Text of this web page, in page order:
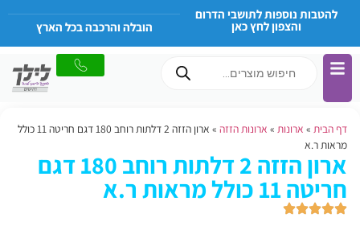
להטבות נוספות לתושבי הדרום
והצפון לחץ כאן הובלה והרכבה בכל הארץ
דף הבית » ארונות » ארונות הזזה »
ארון הזזה 2 דלתות רוחב 180 דגם חריטה 11 כולל
מראות ר.א
ארון הזזה 2 דלתות רוחב 180 דגם
חריטה 11 כולל מראות ר.א